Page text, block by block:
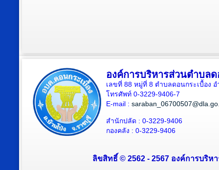
องค์การบริหารส่วนตำบลด
เลขที่ 88 หมู่ที่ 8 ตำบลดอนกระเบื้อง
โทรศัพท์ 0-3229-9406-7
E-mail :
สำนักปลัด : 0-3229-9406
กองคลัง : 0-3229-9406
ลิขสิทธิ์ © 2562 - 2567 องค์การบริห